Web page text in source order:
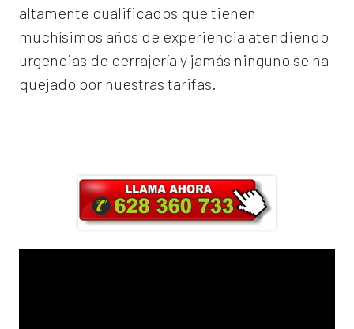
altamente cualificados que tienen
muchísimos años de experiencia atendiendo
urgencias de cerrajería y jamás ninguno se ha
quejado por nuestras tarifas.